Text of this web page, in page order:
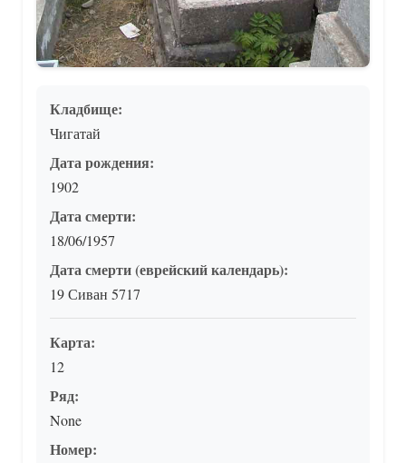
Кладбище:
Чигатай
Дата рождения:
1902
Дата смерти:
18/06/1957
Дата смерти (еврейский календарь):
19 Сиван 5717
Карта:
12
Ряд:
None
Номер: